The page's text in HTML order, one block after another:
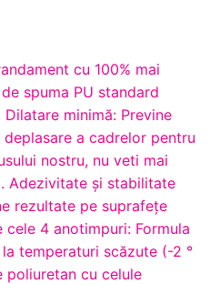
cu 100% mai
spuma PU standard
minimă: Previne
a cadrelor pentru
nostru, nu veti mai
Adezivitate şi stabilitate
rezultate pe suprafeţe
4 anotimpuri: Formula
temperaturi scăzute (-2 °
poliuretan cu celule